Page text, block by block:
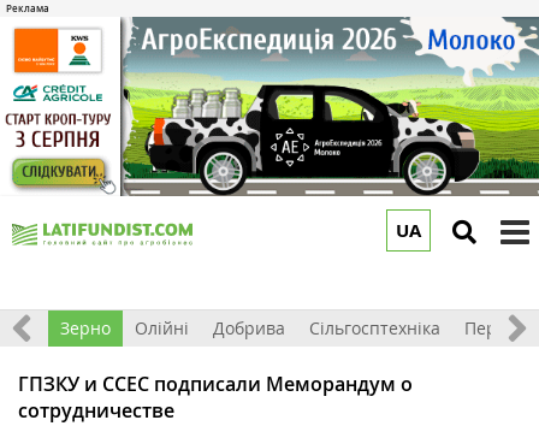
UA
Світ Зерно Олійні Добрива Сільгосптехніка
ГПЗКУ и ССЕС подписали Меморандум о
сотрудничестве